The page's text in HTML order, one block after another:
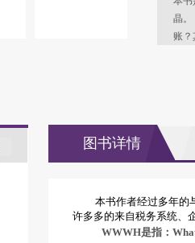
晶。
账
图书详情
本书作者经过多年的
许多多的来自税务系统、
WWWH是指：